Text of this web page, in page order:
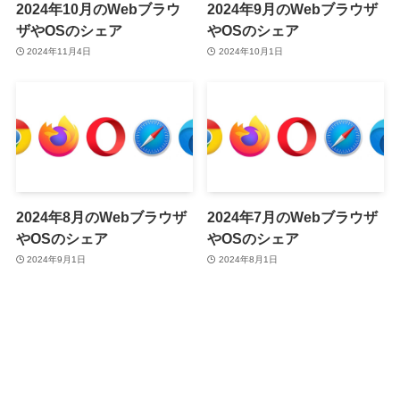
2024年10月のWebブラウ
ザやOSのシェア
2024年11月4日
2024年9月のWebブラウザ
やOSのシェア
2024年10月1日
2024年8月のWebブラウザ
やOSのシェア
2024年9月1日
2024年7月のWebブラウザ
やOSのシェア
2024年8月1日